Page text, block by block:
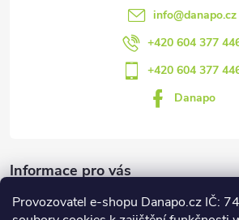
Provozovatel e-shopu Danapo.cz IČ:
info@danapo.cz
+420 604 377
+420 604 377
Danapo
Informace pro vás